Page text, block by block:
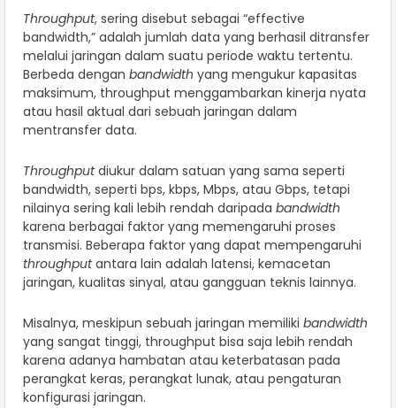
Throughput, sering disebut sebagai “effective
bandwidth,” adalah jumlah data yang berhasil ditransfer
melalui jaringan dalam suatu periode waktu tertentu.
Berbeda dengan bandwidth yang mengukur kapasitas
maksimum, throughput menggambarkan kinerja nyata
atau hasil aktual dari sebuah jaringan dalam
mentransfer data.
Throughputdiukur dalam satuan yang sama seperti
bandwidth, seperti bps, kbps, Mbps, atau Gbps, tetapi
nilainya sering kali lebih rendah daripada bandwidth
karena berbagai faktor yang memengaruhi proses
transmisi. Beberapa faktor yang dapat mempengaruhi
throughputantara lain adalah latensi, kemacetan
jaringan, kualitas sinyal, atau gangguan teknis lainnya.
Misalnya, meskipun sebuah jaringan memiliki bandwidth
yang sangat tinggi, throughput bisa saja lebih rendah
karena adanya hambatan atau keterbatasan pada
perangkat keras, perangkat lunak, atau pengaturan
konfigurasi jaringan.